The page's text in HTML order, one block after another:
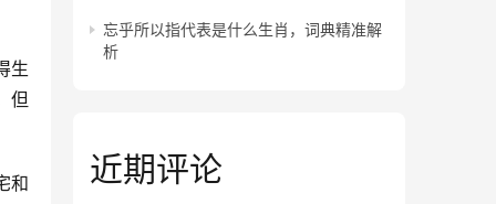
生
但
和
忘乎所以指代表是什么生肖，词典精准解
析
近期评论